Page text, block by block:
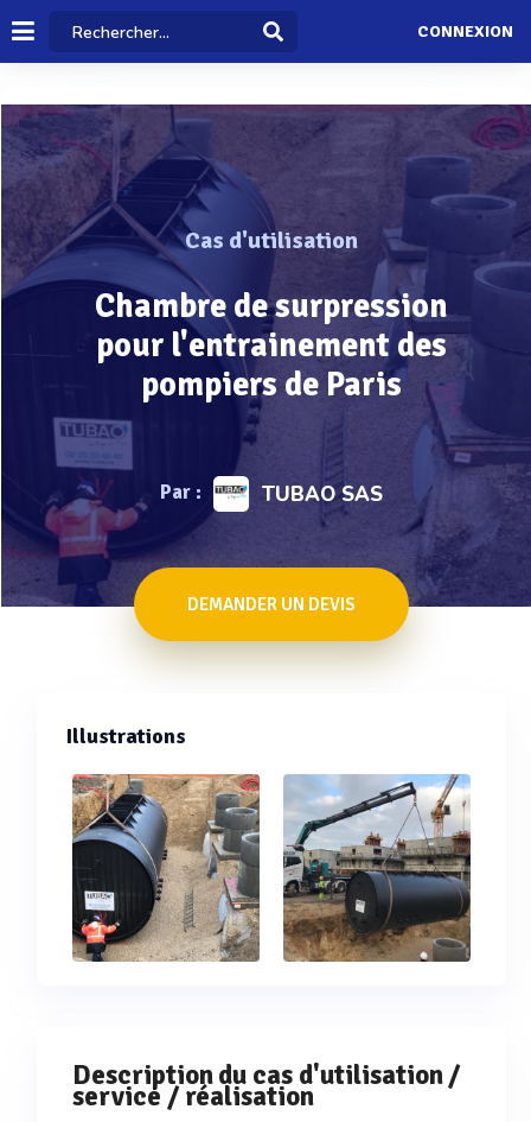
CONNEXION
Cas d'utilisation
Chambre de surpression
pour l'entrainement des
pompiers de Paris
Par : TUBAO SAS
DEMANDER UN DEVIS
Illustrations
Description du cas d'utilisation /
service / réalisation